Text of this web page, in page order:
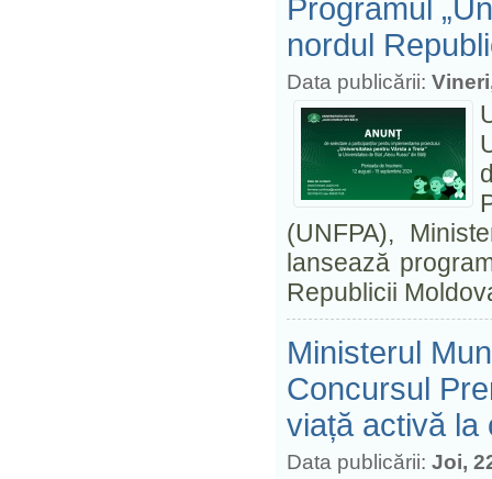
Programul
nordul
Data publicării:
(UNFPA),
lansează
Republicii
Ministerul
Concursul
viață activă la
Data publicării: Joi,